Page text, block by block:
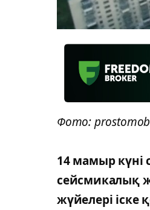
Фото:
14 мамыр күні
сейсмикалық
жүйелері